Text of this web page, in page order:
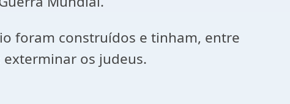
foram construídos e tinham, entre
os judeus.